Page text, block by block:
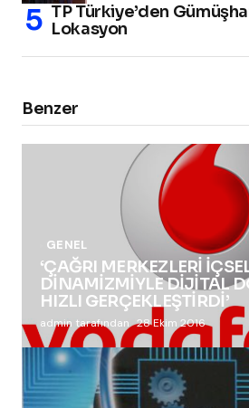
TP Türkiye’den
Lokasyon
Benzer
GENEL
‘ÇAĞRI MERKEZLERİ
DİNAMİZMİYLE DİJİTAL
HIZLI GERÇEKLEŞTİRDİ’
admin tarafından 28 Ekim 2016